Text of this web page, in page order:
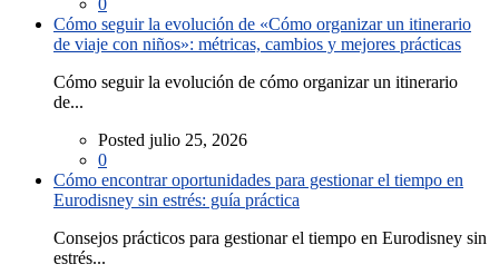
0
Cómo seguir la evolución de «Cómo organizar un itinerario
de viaje con niños»: métricas, cambios y mejores prácticas
Cómo seguir la evolución de cómo organizar un itinerario
de...
Posted julio 25, 2026
0
Cómo encontrar oportunidades para gestionar el tiempo en
Eurodisney sin estrés: guía práctica
Consejos prácticos para gestionar el tiempo en Eurodisney sin
estrés...